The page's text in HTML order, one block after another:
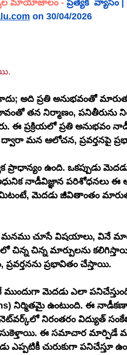
మాయాజాలం - ప్రత్యేక  వ్యాసం |
on 30/04/2026
అది ప్రతి అనుభవంతో
తన నిర్మాణం, పనితీరును
ఈ ప్రక్రియలో ప్రతి
మన ఆలోచన, ప్రవర్తనపై
ప్రాధాన్యం ఉంది. ఒకప్పుడు
నాడీవిజ్ఞాన పరిశోధనలు
మెదడు జీవితాంతం
మనము చూసే విషయాలు, వినే
చిన్న చిన్న మార్పులను
ప్రవర్తనను ప్రభావితం చేస్తాయి.
ముందుగా మెదడు ఎలా
నిర్మితమై ఉంటుంది. ఈ
ఈ సమాచార మార్పిడే మన
చురుకుగా పనిచేస్తూ